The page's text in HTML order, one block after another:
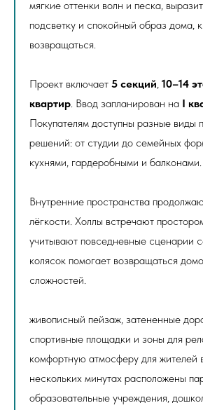
мягкие оттенки волн и песка,
подсветку и спокойный образ дома,
возвращаться.
Проект включает 5 секций, 10–14
квартир. Ввод запланирован на I
Покупателям доступны разные виды
решений: от студии до семейных
кухнями, гардеробными и балконами.
Внутренние пространства
лёгкости. Холлы встречают
учитывают повседневные сценарии
колясок помогает возвращаться
сложностей.
живописный пейзаж, затененные
спортивные площадки и зоны для
комфортную атмосферу для жителей
нескольких минутах расположены
образовательные учреждения,